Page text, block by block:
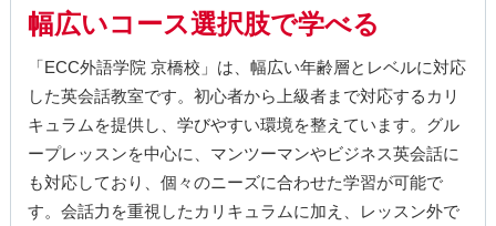
幅広いコース選択肢で学べる
「ECC外語学院 京橋校」は、幅広い年齢層とレベルに対応
した英会話教室です。初心者から上級者まで対応するカリ
キュラムを提供し、学びやすい環境を整えています。グル
ープレッスンを中心に、マンツーマンやビジネス英会話に
も対応しており、個々のニーズに合わせた学習が可能で
す。会話力を重視したカリキュラムに加え、レッスン外で